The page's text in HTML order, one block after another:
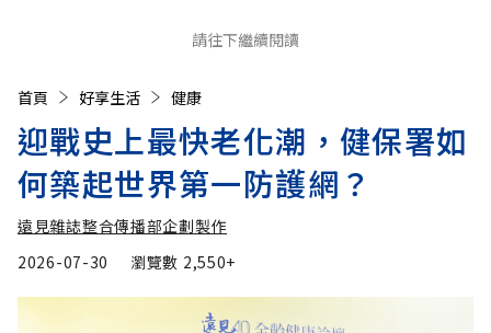
請往下繼續閱讀
首頁 好享生活 健康
迎戰史上最快老化潮，健保署如
何築起世界第一防護網？
遠見雜誌整合傳播部企劃製作
2026-07-30
瀏覽數 2,550+